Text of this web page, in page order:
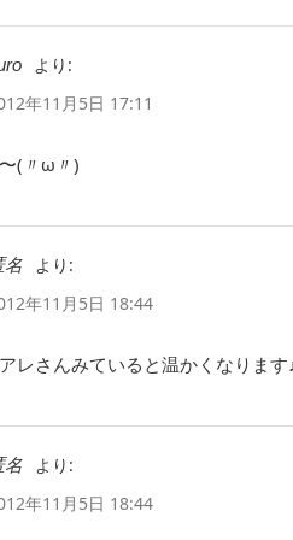
より:
年11月5日 17:11
(〃ω〃)
名
より:
年11月5日 18:44
レさんみていると温かくなります
名
より:
年11月5日 18:44